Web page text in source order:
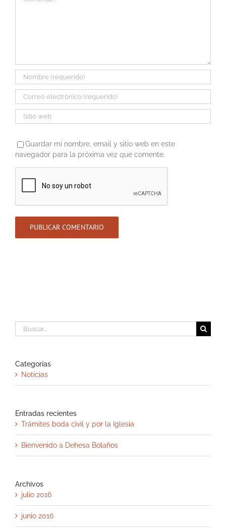
Guardar mi nombre, email y sitio web en este
navegador para la próxima vez que comente.
Buscar:
Categorías
Noticias
Entradas recientes
Trámites boda civil y por la Iglesia
Bienvenido a Dehesa Bolaños
Archivos
julio 2016
junio 2016